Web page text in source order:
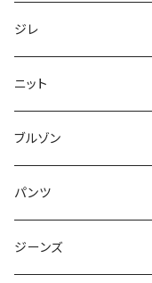
50/XL～
48/L
50/XL～
46/M
48/L
50/XL～
～44/S
46/M
48/L
50/XL～
ジレ
～44/S
46/M
48/L
50/XL～
ニット
～44/S
46/M
48/L
ブルゾン
～44/S
46/M
パンツ
～44/S
ジーンズ